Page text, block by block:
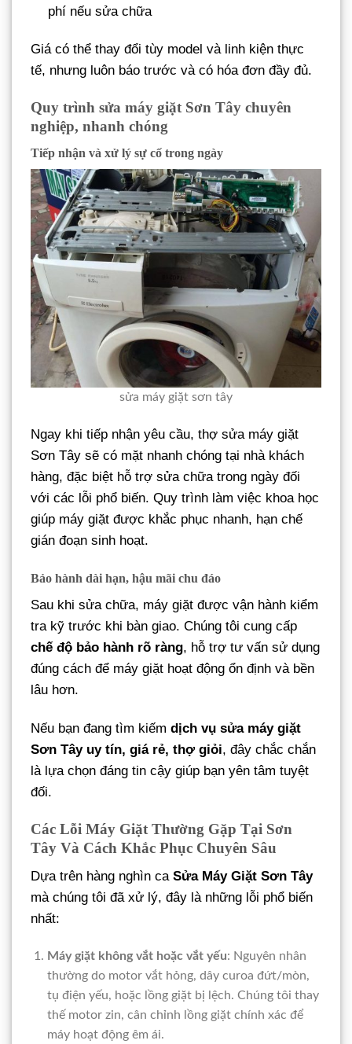
phí nếu sửa chữa
Giá có thể thay đổi tùy model và linh kiện thực
tế, nhưng luôn báo trước và có hóa đơn đầy đủ.
Quy trình sửa máy giặt Sơn Tây chuyên
nghiệp, nhanh chóng
Tiếp nhận và xử lý sự cố trong ngày
sửa máy giặt sơn tây
Ngay khi tiếp nhận yêu cầu, thợ sửa máy giặt
Sơn Tây sẽ có mặt nhanh chóng tại nhà khách
hàng, đặc biệt hỗ trợ sửa chữa trong ngày đối
với các lỗi phổ biến. Quy trình làm việc khoa học
giúp máy giặt được khắc phục nhanh, hạn chế
gián đoạn sinh hoạt.
Bảo hành dài hạn, hậu mãi chu đáo
Sau khi sửa chữa, máy giặt được vận hành kiểm
tra kỹ trước khi bàn giao. Chúng tôi cung cấp
chế độ bảo hành rõ ràng, hỗ trợ tư vấn sử dụng
đúng cách để máy giặt hoạt động ổn định và bền
lâu hơn.
Nếu bạn đang tìm kiếm dịch vụ sửa máy giặt
Sơn Tây uy tín, giá rẻ, thợ giỏi, đây chắc chắn
là lựa chọn đáng tin cậy giúp bạn yên tâm tuyệt
đối.
Các Lỗi Máy Giặt Thường Gặp Tại Sơn
Tây Và Cách Khắc Phục Chuyên Sâu
Dựa trên hàng nghìn ca Sửa Máy Giặt Sơn Tây
mà chúng tôi đã xử lý, đây là những lỗi phổ biến
nhất:
Máy giặt không vắt hoặc vắt yếu: Nguyên nhân
thường do motor vắt hỏng, dây curoa đứt/mòn,
tụ điện yếu, hoặc lồng giặt bị lệch. Chúng tôi thay
thế motor zin, cân chỉnh lồng giặt chính xác để
máy hoạt động êm ái.